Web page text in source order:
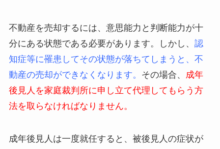
不動産を売却するには、意思能力と判断能力が十
分にある状態である必要があります。しかし、 認
知症等に罹患してその状態が落ちてしまうと、不
動産の売却ができなくなります。 その場合、
成年
後見人を家庭裁判所に申し立て代理してもらう方
法を取らなければなりません。
成年後見人は一度就任すると、被後見人の症状が